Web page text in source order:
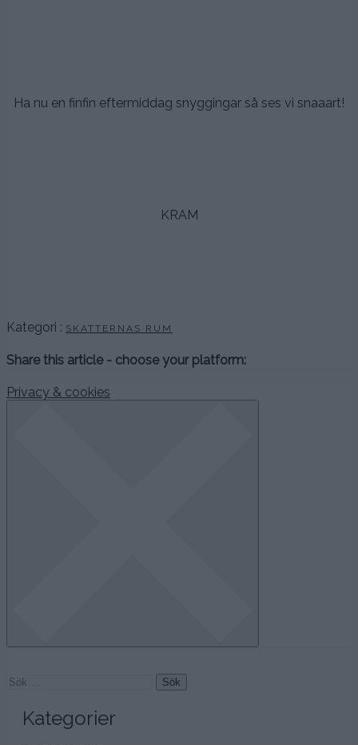
Ha nu en finfin eftermiddag snyggingar så ses vi snaaart!
KRAM
Kategori : SKATTERNAS RUM
Share this article - choose your platform:
Privacy & cookies
Sök
Kategorier